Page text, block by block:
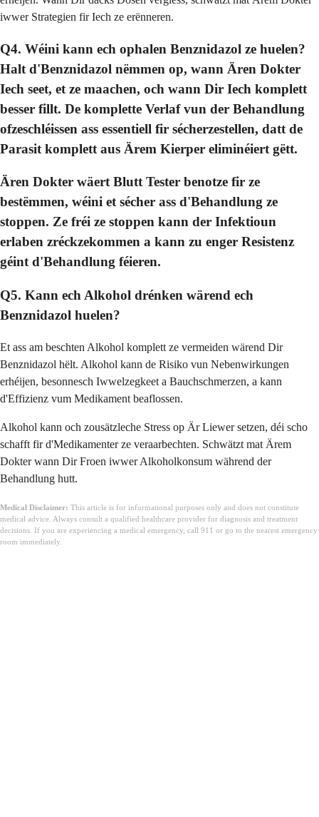
iwwer Strategien fir Iech ze erënneren.
Q4. Wéini kann ech ophalen Benznidazol ze huelen?
Halt d'Benznidazol nëmmen op, wann Ären Dokter
Iech seet, et ze maachen, och wann Dir Iech komplett
besser fillt. De komplette Verlaf vun der Behandlung
ofzeschléissen ass essentiell fir sécherzestellen, datt de
Parasit komplett aus Ärem Kierper eliminéiert gëtt.
Ären Dokter wäert Blutt Tester benotze fir ze
bestëmmen, wéini et sécher ass d'Behandlung ze
stoppen. Ze fréi ze stoppen kann der Infektioun
erlaben zréckzekommen a kann zu enger Resistenz
géint d'Behandlung féieren.
Q5. Kann ech Alkohol drénken wärend ech
Benznidazol huelen?
Et ass am beschten Alkohol komplett ze vermeiden wärend Dir
Benznidazol hëlt. Alkohol kann de Risiko vun Nebenwirkungen
erhéijen, besonnesch Iwwelzegkeet a Bauchschmerzen, a kann
d'Effizienz vum Medikament beaflossen.
Alkohol kann och zousätzleche Stress op Är Liewer setzen, déi scho
schafft fir d'Medikamenter ze veraarbechten. Schwätzt mat Ärem
Dokter wann Dir Froen iwwer Alkoholkonsum während der
Behandlung hutt.
Medical Disclaimer: This article is for informational purposes only and does not constitute
medical advice. Always consult a qualified healthcare provider for diagnosis and treatment
decisions. If you are experiencing a medical emergency, call 911 or go to the nearest emergency
room immediately.